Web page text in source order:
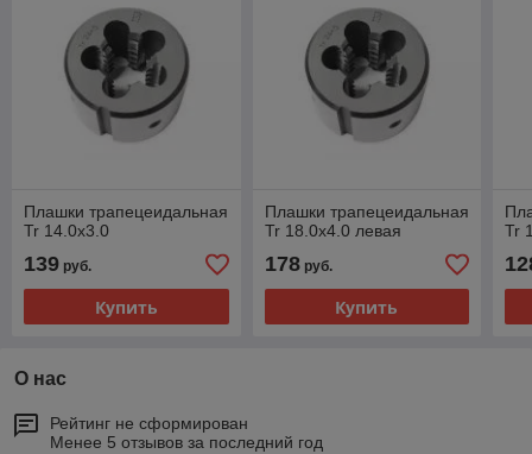
Плашки трапецеидальная
Tr 14.0х3.0
139 руб.
Купить
Плашки трапецеидальная
Tr 18.0х4.0 левая
178руб.
Купить
Tr
О нас
Рейтинг не сформирован
Менее 5 отзывов за последний год